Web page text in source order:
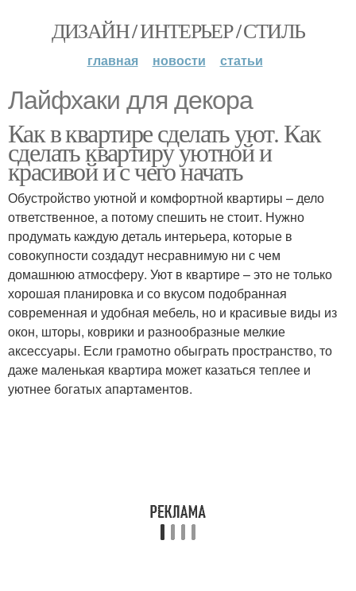
ДИЗАЙН / ИНТЕРЬЕР / СТИЛЬ
главная новости статьи
Лайфхаки для декора
Как в квартире сделать уют. Как
сделать квартиру уютной и
красивой и с чего начать
Обустройство уютной и комфортной квартиры – дело
ответственное, а потому спешить не стоит. Нужно
продумать каждую деталь интерьера, которые в
совокупности создадут несравнимую ни с чем
домашнюю атмосферу. Уют в квартире – это не только
хорошая планировка и со вкусом подобранная
современная и удобная мебель, но и красивые виды из
окон, шторы, коврики и разнообразные мелкие
аксессуары. Если грамотно обыграть пространство, то
даже маленькая квартира может казаться теплее и
уютнее богатых апартаментов.